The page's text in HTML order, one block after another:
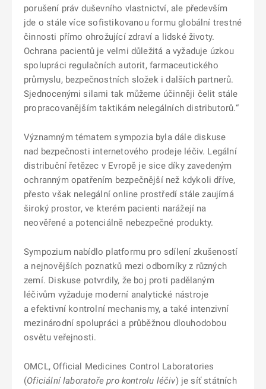
porušení práv duševního vlastnictví, ale především
jde o stále více sofistikovanou formu globální trestné
činnosti přímo ohrožující zdraví a lidské životy.
Ochrana pacientů je velmi důležitá a vyžaduje úzkou
spolupráci regulačních autorit, farmaceutického
průmyslu, bezpečnostních složek i dalších partnerů.
Sjednocenými silami tak můžeme účinněji čelit stále
propracovanějším taktikám nelegálních distributorů.“
Významným tématem sympozia byla dále diskuse
nad bezpečnosti internetového prodeje léčiv. Legální
distribuční řetězec v Evropě je sice díky zavedeným
ochranným opatřením bezpečnější než kdykoli dříve,
přesto však nelegální online prostředí stále zaujímá
široký prostor, ve kterém pacienti narážejí na
neověřené a potenciálně nebezpečné produkty.
Sympozium nabídlo platformu pro sdílení zkušeností
a nejnovějších poznatků mezi odborníky z různých
zemí. Diskuse potvrdily, že boj proti padělaným
léčivům vyžaduje moderní analytické nástroje
a efektivní kontrolní mechanismy, a také intenzivní
mezinárodní spolupráci a průběžnou dlouhodobou
osvětu veřejnosti.
OMCL, Official Medicines Control Laboratories
(Oficiální laboratoře pro kontrolu léčiv) je síť státních